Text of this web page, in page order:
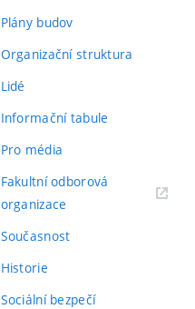
Plány budov
Organizační struktura
Lidé
Informační tabule
Pro média
Fakultní odborová
organizace
Současnost
Historie
Sociální bezpečí